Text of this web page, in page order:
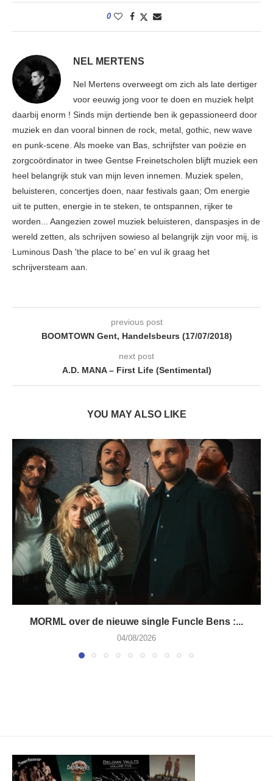
0
NEL MERTENS
Nel Mertens overweegt om zich als late dertiger
voor eeuwig jong voor te doen en muziek helpt
daarbij enorm ! Sinds mijn dertiende ben ik gepassioneerd door
muziek en dan vooral binnen de rock, metal, gothic, new wave
en punk-scene. Als moeke van Bas, schrijfster van poëzie en
zorgcoördinator in twee Gentse Freinetscholen blijft muziek een
heel belangrijk stuk van mijn leven innemen. Muziek spelen,
beluisteren, concertjes doen, naar festivals gaan; Om energie
uit te putten, energie in te steken, te ontspannen, rijker te
worden... Aangezien zowel muziek beluisteren, danspasjes in de
wereld zetten, als schrijven sowieso al belangrijk zijn voor mij, is
Luminous Dash 'the place to be' en vul ik graag het
schrijversteam aan.
previous post
BOOMTOWN Gent, Handelsbeurs (17/07/2018)
next post
A.D. MANA – First Life (Sentimental)
YOU MAY ALSO LIKE
MORML over de nieuwe single Funcle Bens :...
04/08/2026